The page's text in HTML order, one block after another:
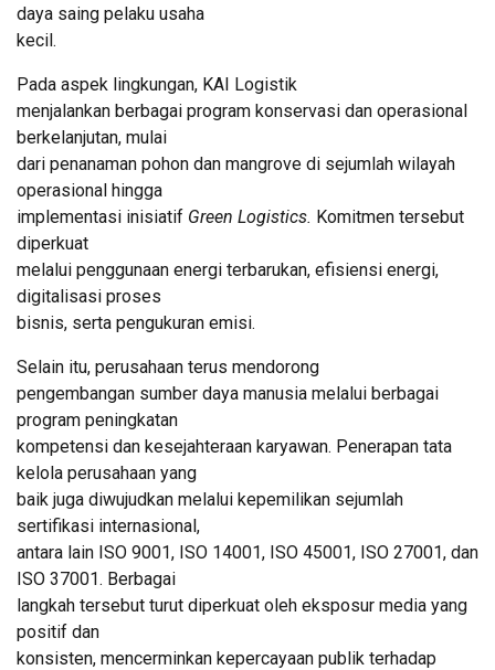
daya saing pelaku usaha
kecil.
Pada aspek lingkungan, KAI Logistik
menjalankan berbagai program konservasi dan operasional
berkelanjutan, mulai
dari penanaman pohon dan mangrove di sejumlah wilayah
operasional hingga
implementasi inisiatif Green Logistics. Komitmen tersebut
diperkuat
melalui penggunaan energi terbarukan, efisiensi energi,
digitalisasi proses
bisnis, serta pengukuran emisi.
Selain itu, perusahaan terus mendorong
pengembangan sumber daya manusia melalui berbagai
program peningkatan
kompetensi dan kesejahteraan karyawan. Penerapan tata
kelola perusahaan yang
baik juga diwujudkan melalui kepemilikan sejumlah
sertifikasi internasional,
antara lain ISO 9001, ISO 14001, ISO 45001, ISO 27001, dan
ISO 37001. Berbagai
langkah tersebut turut diperkuat oleh eksposur media yang
positif dan
konsisten, mencerminkan kepercayaan publik terhadap